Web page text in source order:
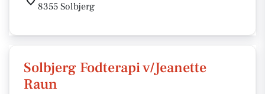
8355 Solbjerg
Solbjerg Fodterapi v/Jeanette
Raun